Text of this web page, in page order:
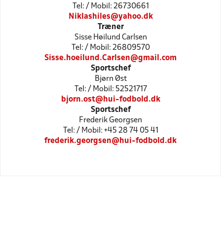
Tel: / Mobil: 26730661
Niklashiles@yahoo.dk
Træner
Sisse Høilund Carlsen
Tel: / Mobil: 26809570
Sisse.hoeilund.Carlsen@gmail.com
Sportschef
Bjørn Øst
Tel: / Mobil: 52521717
bjorn.ost@hui-fodbold.dk
Sportschef
Frederik Georgsen
Tel: / Mobil: +45 28 74 05 41
frederik.georgsen@hui-fodbold.dk